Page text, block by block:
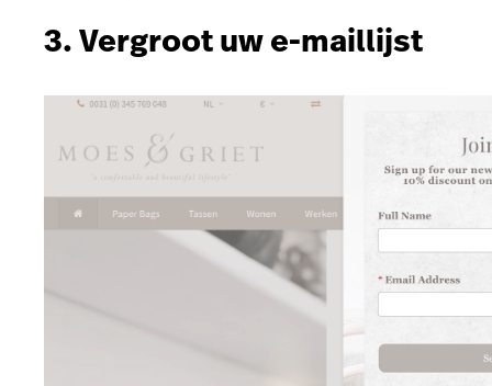
3. Vergroot uw e-maillijst